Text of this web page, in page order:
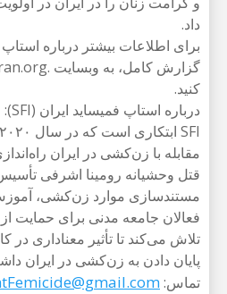
داد.
برای اطلاعات بیشتر درباره
کنید.
درباره استاپ فمیساید ایران (SFI):
مقابله با زن‌کشی در ایران
قتل وحشیانه رومینا اشرفی
مستندسازی موارد زن‌کشی،
تلاش می‌کند تا تأثیر معناداری
پایان دادن به زن‌کشی در ایران
تماس: